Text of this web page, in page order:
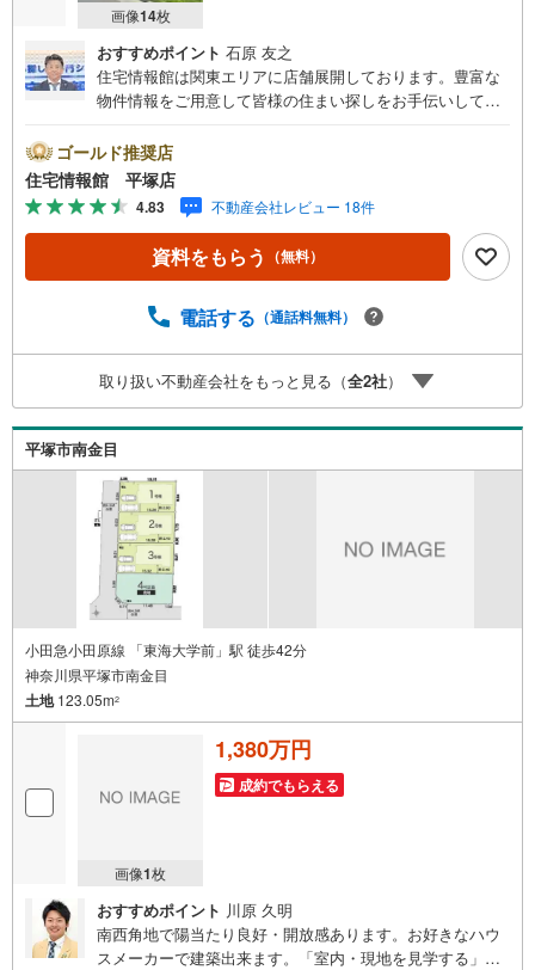
画像14枚
おすすめポイント 石原 友之
住宅情報館は関東エリアに店舗展開しております。豊富な
物件情報をご用意して皆様の住まい探しをお手伝いしてお
さい。【営業時間 10:00～19:00 火曜・水曜（祝日の場
合は営業いたします）】「資料請求」「内覧」のお問い合
わせは上記時間内ですとスムーズにご対応が可能です。ス
タッフ一同お客様のお問合せをお待ちしております。【住
宅ローン相談会】開催中無理のない住宅ローンの試算やご
購入の際にかかる諸費用の概算も行っております。しっか
気軽にご相談ください。お客様第一主義をモット-にお引越
実に努めさせて頂きます。住宅情報館にお越し頂けたら、
物件のご紹介だけではなく、お住まいの疑問、不安、お家
の事ならなんでもご相談いただけます。お客様の要望をお
伺いしながら誠心誠意、全力でサポートさせて頂きます。
お客様一人一人に合わせたライフプランのご提案をさせて
いただきます。お気軽にご相談ください。
ゴールド推奨店
住宅情報館 平塚店
4.83 不動産会社レビュー 18件
資料をもらう （無料）
電話する （通話料無料）
取り扱い不動産会社をもっと見る（全2社）
平塚市南金目
小田急小田原線 「東海大学前」駅 徒歩42分
神奈川県平塚市南金目
土地123.05m2
画像1枚
1,380万円
成約でもらえる
おすすめポイント 川原 久明
南西角地で陽当たり良好・開放感あります。お好きなハウ
スメーカーで建築出来ます。「室内・現地を見学する」ボ